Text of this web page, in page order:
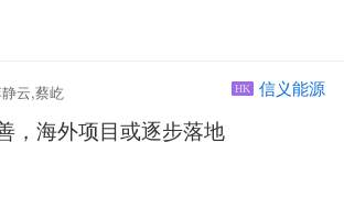
云,蔡屹 HK 信义能源
，海外项目或逐步落地